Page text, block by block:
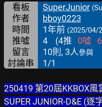
看板 SuperJunior
作者
bboy0223
時間
1年前 (2025/04/
推噓 4 (4推 0噓 6
留言
10則, 3人參與
討論串 1/1
250419 第20屆KKBOX風
SUPER JUNIOR-D&E (逐